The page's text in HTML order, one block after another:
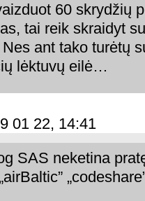
60 skrydžių
tai reik skraidyt
ant tako turėtų
lėktuvų eilė…
01 22, 14:41
SAS neketina